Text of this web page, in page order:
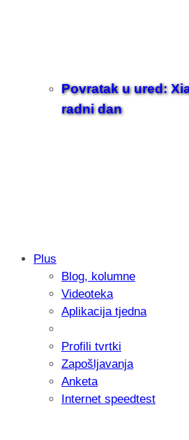
Povratak u ured:
radni dan
Samsung otkrio
donijelo tanje i
Plus
Blog, kolumne
Videoteka
Aplikacija tjedna
Profili tvrtki
Zapošljavanja
Anketa
Internet speedtest